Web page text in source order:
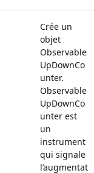
Crée un
objet
Observable
UpDownCo
unter.
Observable
UpDownCo
unter est
un
instrument
qui signale
l’augmentat